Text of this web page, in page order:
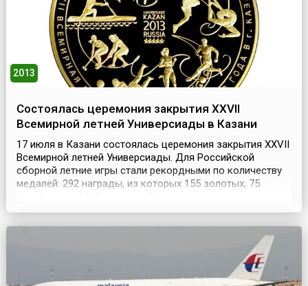
2013
Состоялась церемония закрытия XXVII
Всемирной летней Универсиады в Казани
17 июля в Казани состоялась церемония закрытия XXVII
Всемирной летней Универсиады. Для Российской
сборной летние игры стали рекордными по количеству
медалей: 292 награды, из которых 155 золотых, 75
сборная Японии, у которой 84 медали, в том числе 24
месте – Китай: 77 наград, 26 золотых, 29 серебряных ...